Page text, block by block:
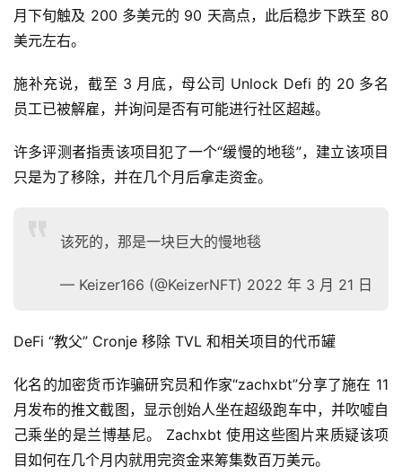
快
仰
a
月下旬触及 200 多美元的 90 天高点，此后稳步下跌至 80
美元左右。
施补充说，截至 3 月底，母公司 Unlock Defi 的 20 多名
员工已被解雇，并询问是否有可能进行社区超越。
许多评测者指责该项目犯了一个“缓慢的地毯”，建立该项目
只是为了移除，并在几个月后拿走资金。
该死的，那是一块巨大的慢地毯
— Keizer166 (@KeizerNFT) 2022 年 3 月 21 日
DeFi “教父” Cronje 移除 TVL 和相关项目的代币罐
化名的加密货币诈骗研究员和作家“zachxbt”分享了施在 11
月发布的推文截图，显示创始人坐在超级跑车中，并吹嘘自
己乘坐的是兰博基尼。 Zachxbt 使用这些图片来质疑该项
目如何在几个月内就用完资金来筹集数百万美元。